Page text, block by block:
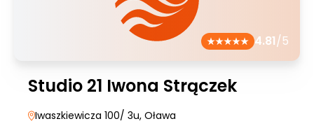
4.81/5
Studio 21 Iwona Strączek
Iwaszkiewicza 100/ 3u, Oława